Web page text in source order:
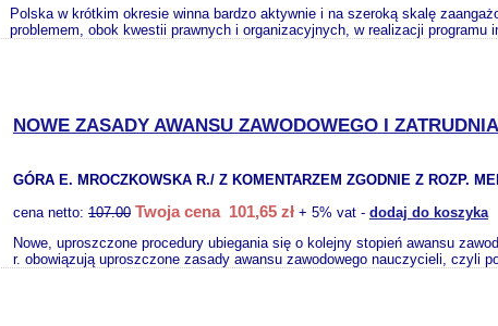
Polska w krótkim okresie winna bardzo aktywnie i na szeroką skalę
problemem, obok kwestii prawnych i organizacyjnych, w realizacji programu
NOWE ZASADY AWANSU ZAWODOWEGO I
GÓRA E. MROCZKOWSKA R./ Z KOMENTARZEM ZGODNIE Z ROZP.
cena netto: 107.00 Twoja cena 101,65 zł + 5% vat - dodaj do koszyka
Nowe, uproszczone procedury ubiegania się o kolejny stopień awansu
r. obowiązują uproszczone zasady awansu zawodowego nauczycieli, czyli